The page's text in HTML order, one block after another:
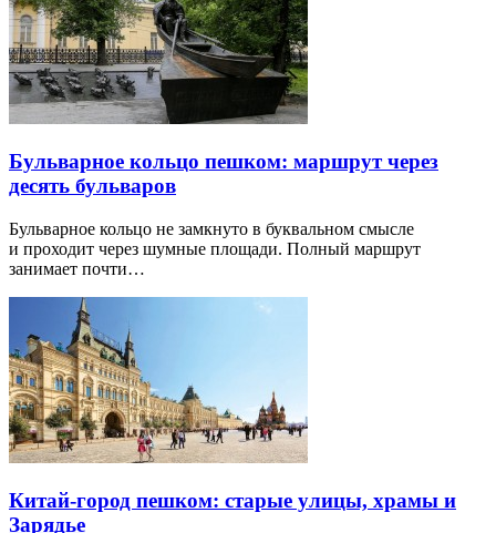
Бульварное кольцо пешком: маршрут через
десять бульваров
Бульварное кольцо не замкнуто в буквальном смысле
и проходит через шумные площади. Полный маршрут
занимает почти…
Китай-город пешком: старые улицы, храмы и
Зарядье